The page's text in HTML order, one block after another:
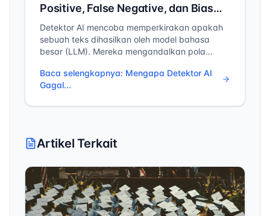
Positive, False Negative, dan Bias
Model
Detektor AI mencoba memperkirakan apakah
sebuah teks dihasilkan oleh model bahasa
besar (LLM). Mereka mengandalkan pola
penulisan—tetapi sinyal-sinyal ini bersifat
perkiraan dan tidak dapat diandalkan.
Baca selengkapnya: Mengapa Detektor AI
Gagal...
Artikel Terkait